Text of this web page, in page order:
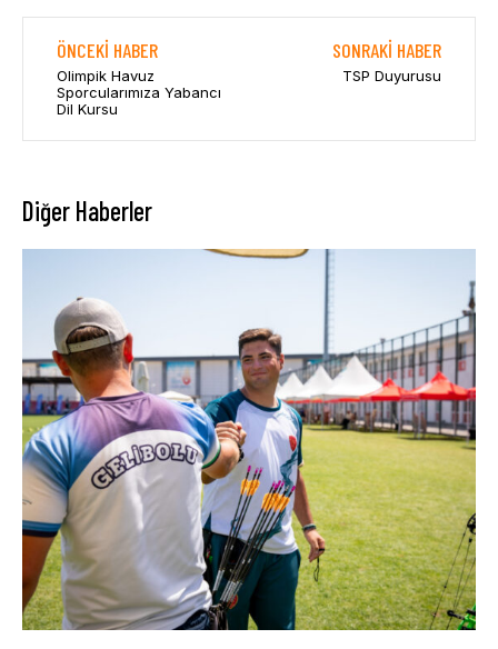
ÖNCEKI HABER
Olimpik Havuz
Sporcularımıza Yabancı
Dil Kursu
SONRAKI HABER
TSP Duyurusu
Diğer Haberler